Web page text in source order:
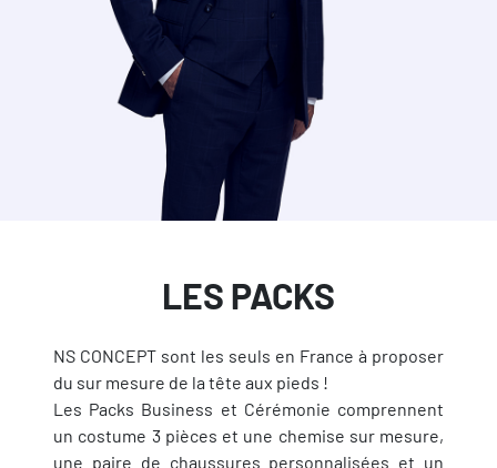
LES PACKS
NS CONCEPT sont les seuls en France à proposer
du sur mesure de la tête aux pieds !
Les Packs Business et Cérémonie comprennent
un costume 3 pièces et une chemise sur mesure,
une paire de chaussures personnalisées et un